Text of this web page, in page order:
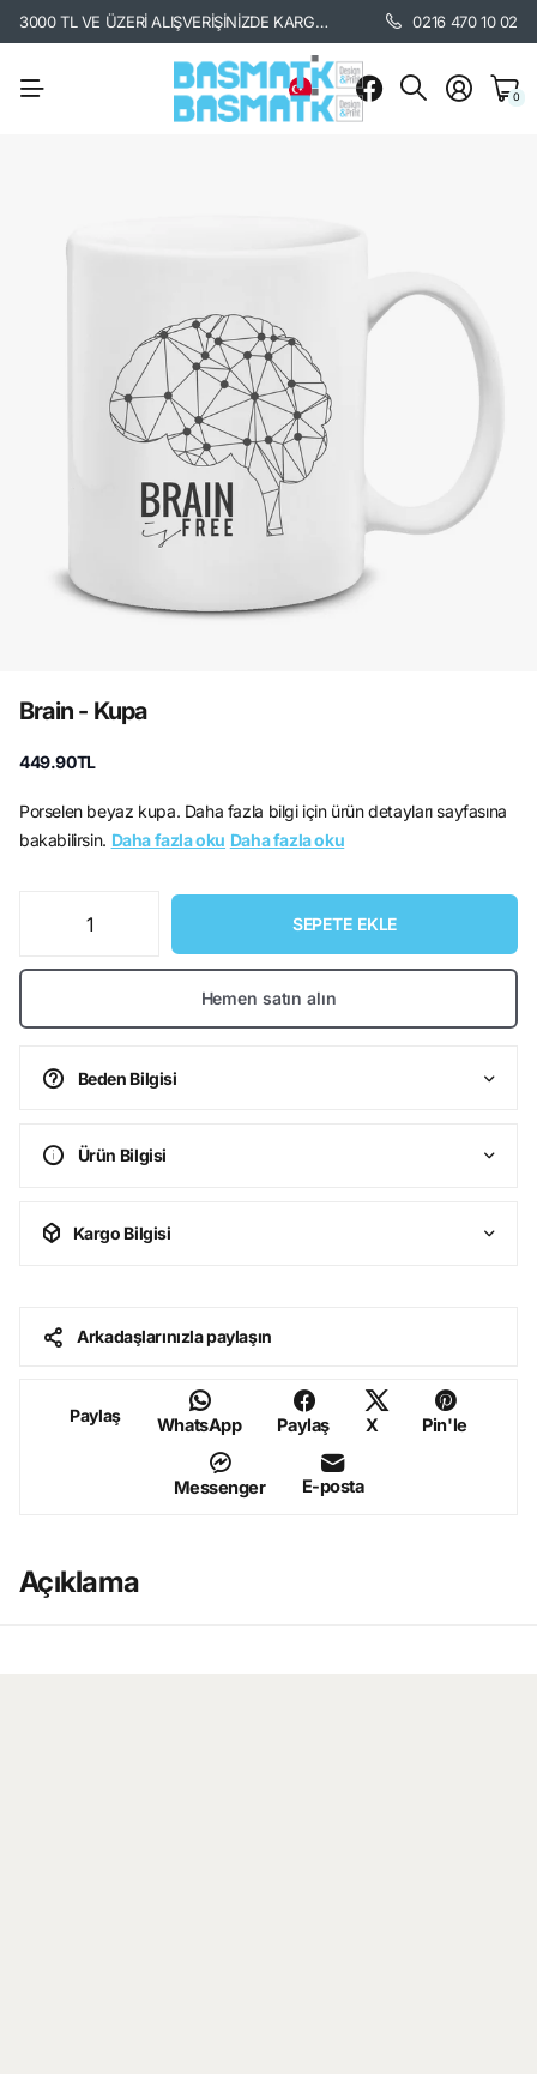
3000 TL VE ÜZERİ ALIŞVERİŞİNİZDE KARGO BEDAVA. / KARGO BİLGİSİ
0216 470 10 02
0
Brain - Kupa
449.90TL
Porselen beyaz kupa. Daha fazla bilgi için ürün detayları sayfasına
bakabilirsin. Daha fazla oku Daha fazla oku
SEPETE EKLE
Hemen satın alın
Beden Bilgisi
Ürün Bilgisi
Kargo Bilgisi
Arkadaşlarınızla paylaşın
Paylaş WhatsApp Paylaş X Pin'le
Messenger E-posta
Açıklama